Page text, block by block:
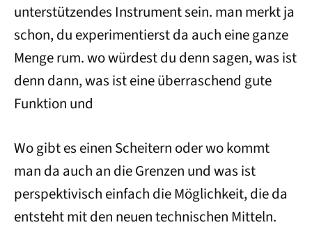
unterstützendes Instrument sein. man merkt ja
schon, du experimentierst da auch eine ganze
Menge rum. wo würdest du denn sagen, was ist
denn dann, was ist eine überraschend gute
Funktion und
Wo gibt es einen Scheitern oder wo kommt
man da auch an die Grenzen und was ist
perspektivisch einfach die Möglichkeit, die da
entsteht mit den neuen technischen Mitteln.